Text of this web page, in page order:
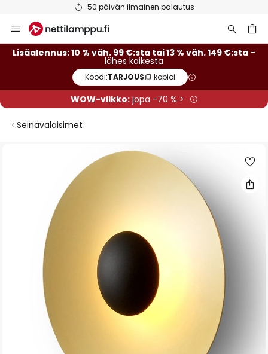
50 päivän ilmainen palautus
to
Content
Lisäalennus: 10 % väh. 99 €:sta tai 13 % väh. 149 €:sta -
lähes kaikesta
Koodi:TARJOUS kopioi
WOW-viikko:jopa -70 % >
Seinävalaisimet